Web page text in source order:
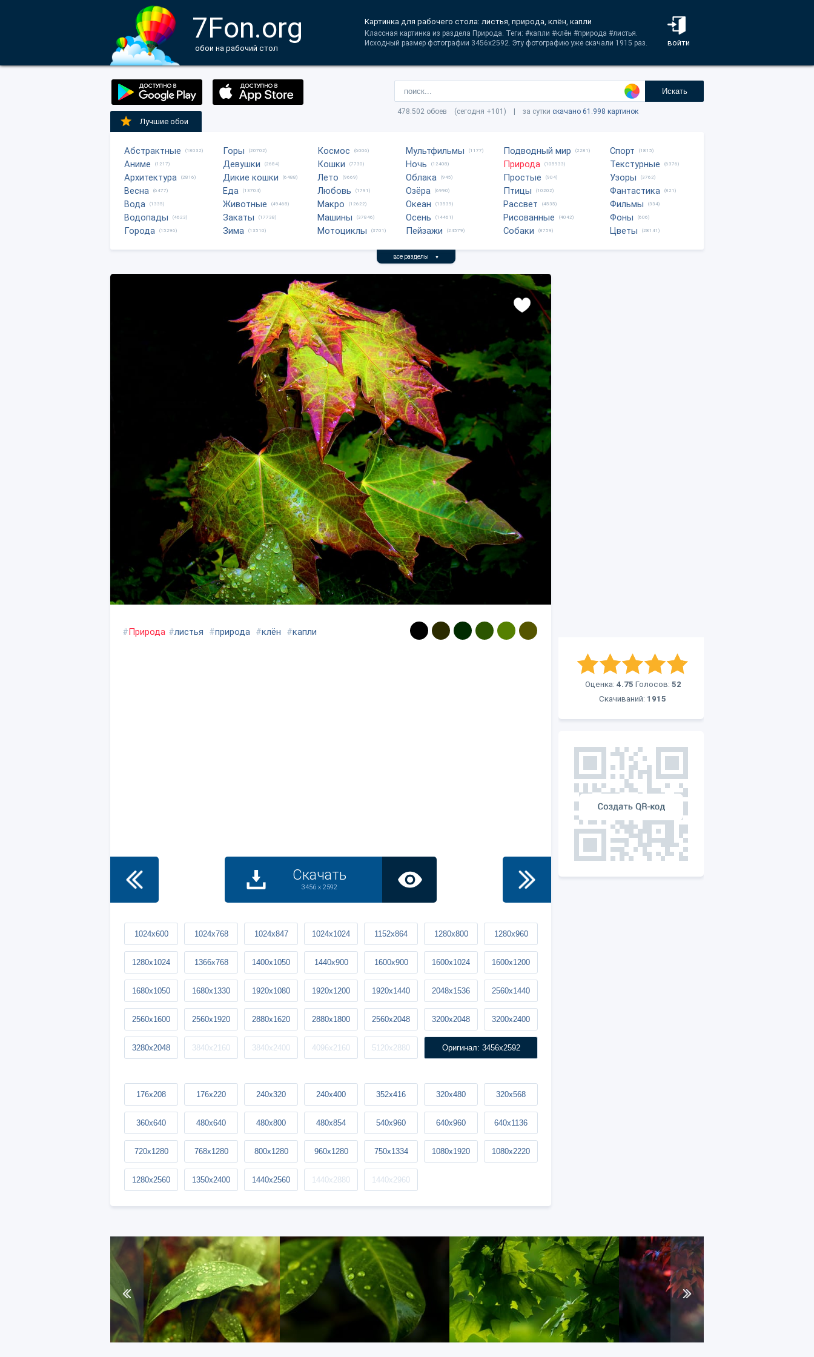
7Fon.org
обои на рабочий стол
войти
Картинка для рабочего стола: листья, природа, клён, капли
Классная картинка из раздела Природа. Теги: #капли #клён #природа #листья.
Исходный размер фотографии 3456x2592. Эту фотографию уже скачали 1915 раз.
Искать
478.502 обоев (сегодня +101) | за сутки скачано 61.998 картинок
Лучшие обои
Абстрактные (18032)
Аниме (1217)
Архитектура (2816)
Весна (6477)
Вода (1335)
Водопады (4623)
Города (15296)
Горы (20702)
Девушки (2684)
Дикие кошки (6488)
Еда (13704)
Животные (49468)
Закаты (17738)
Зима (13510)
Космос (6006)
Кошки (7730)
Лето (9669)
Любовь (1791)
Макро (12622)
Машины (37846)
Мотоциклы (3701)
Мультфильмы (1177)
Ночь (12408)
Облака (945)
Озёра (6990)
Океан (13539)
Осень (14461)
Пейзажи (24579)
Подводный мир (2281)
Природа (105933)
Простые (904)
Птицы (10202)
Рассвет (4535)
Рисованные (4042)
Собаки (8759)
Спорт (1815)
Текстурные (6376)
Узоры (3762)
Фантастика (821)
Фильмы (334)
Фоны (606)
Цветы (28141)
все разделы ▼
Оценка: 4.75 Голосов: 52
Скачиваний: 1915
#Природа #листья #природа #клён #капли
Скачать
3456 x 2592
1024x600 1024x768 1024x847 1024x1024 1152x864 1280x800 1280x960
1280x1024 1366x768 1400x1050 1440x900 1600x900 1600x1024 1600x1200
1680x1050 1680x1330 1920x1080 1920x1200 1920x1440 2048x1536 2560x1440
2560x1600 2560x1920 2880x1620 2880x1800 2560x2048 3200x2048 3200x2400
3280x2048 3840x2160 3840x2400 4096x2160 5120x2880 Оригинал: 3456x2592
176x208 176x220 240x320 240x400 352x416 320x480 320x568
360x640 480x640 480x800 480x854 540x960 640x960 640x1136
720x1280 768x1280 800x1280 960x1280 750x1334 1080x1920 1080x2220
1280x2560 1350x2400 1440x2560 1440x2880 1440x2960